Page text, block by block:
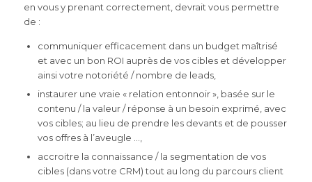
en vous y prenant correctement, devrait vous permettre
de :
communiquer efficacement dans un budget maîtrisé
et avec un bon ROI auprès de vos cibles et développer
ainsi votre notoriété / nombre de leads,
instaurer une vraie « relation entonnoir », basée sur le
contenu / la valeur / réponse à un besoin exprimé, avec
vos cibles; au lieu de prendre les devants et de pousser
vos offres à l’aveugle …,
accroitre la connaissance / la segmentation de vos
cibles (dans votre CRM) tout au long du parcours client